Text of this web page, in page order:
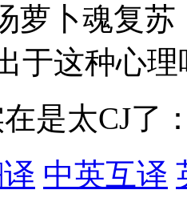
萝卜魂复
于这种心理
是太CJ了
中英互译